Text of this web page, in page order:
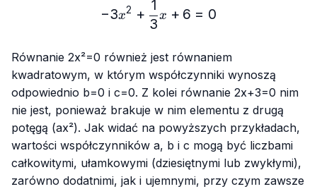
-3x²+\frac{1}{3}x+6=0
−3x2 +
3
1
x + 6 = 0
Równanie 2x²=0 również jest równaniem
kwadratowym, w którym współczynniki wynoszą
odpowiednio b=0 i c=0. Z kolei równanie 2x+3=0 nim
nie jest, ponieważ brakuje w nim elementu z drugą
potęgą (ax²). Jak widać na powyższych przykładach,
wartości współczynników a, b i c mogą być liczbami
całkowitymi, ułamkowymi (dziesiętnymi lub zwykłymi),
zarówno dodatnimi, jak i ujemnymi, przy czym zawsze